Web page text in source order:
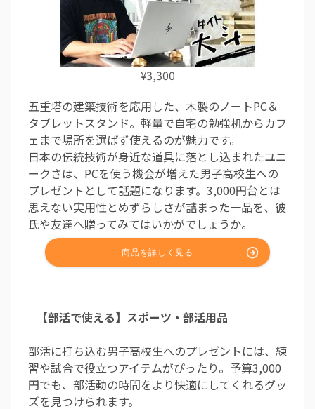
¥3,300
五重塔の建築技術を応用した、木製のノートPC＆
タブレットスタンド。軽量で自宅の勉強机からカフ
ェまで場所を選ばず使えるのが魅力です。
日本の伝統技術が身近な道具に落とし込まれたユニ
ークさは、PCを使う機会が増えた男子高校生への
プレゼントとして話題になります。3,000円台とは
思えない実用性とめずらしさが詰まった一品を、彼
氏や友達へ贈ってみてはいかがでしょうか。
【部活で使える】スポーツ・部活用品
部活に打ち込む男子高校生へのプレゼントには、練
習や試合で役立つアイテムがぴったり。予算3,000
円でも、部活動の時間をより快適にしてくれるグッ
ズを見つけられます。